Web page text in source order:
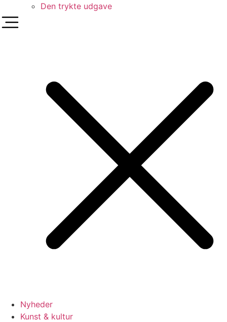
Den trykte udgave
Nyheder
Kunst & kultur